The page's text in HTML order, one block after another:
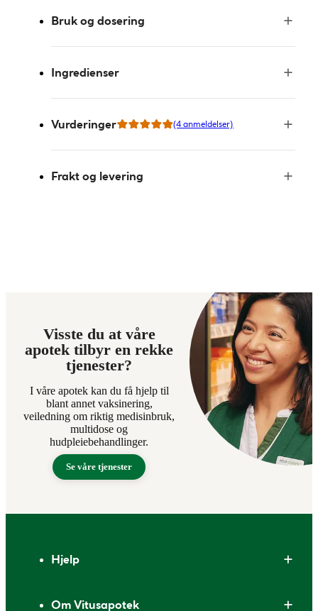
Bruk og dosering
Ingredienser
Vurderinger (4 anmeldelser)
Frakt og levering
Visste du at våre
apotek tilbyr en rekke
tjenester?
I våre apotek kan du få hjelp til
blant annet vaksinering,
veiledning om riktig medisinbruk,
multidose og
hudpleiebehandlinger.
Se våre tjenester
Hjelp
Om Vitusapotek